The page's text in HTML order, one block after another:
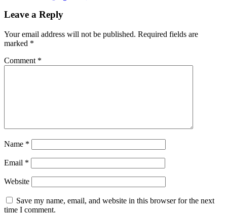
Leave a Reply
Your email address will not be published. Required fields are
marked *
Comment *
Name *
Email *
Website
Save my name, email, and website in this browser for the next
time I comment.